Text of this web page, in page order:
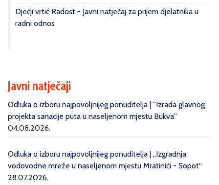
Dječji vrtić Radost - Javni natječaj za prijem djelatnika u
radni odnos
Javni natječaji
Odluka o izboru najpovoljnijeg ponuditelja | ''Izrada glavnog
projekta sanacije puta u naseljenom mjestu Bukva''
04.08.2026.
Odluka o izboru najpovoljnijeg ponuditelja | „Izgradnja
vodovodne mreže u naseljenom mjestu Mratinići - Sopot“
28.07.2026.